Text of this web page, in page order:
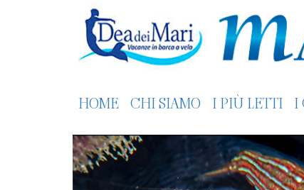
HOME CHI SIAMO I PIÙ LETTI I